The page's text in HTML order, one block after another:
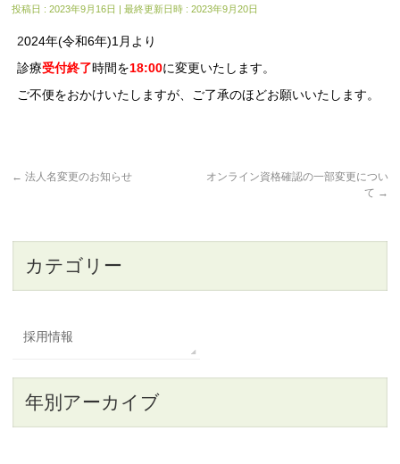
投稿日 : 2023年9月16日 最終更新日時 : 2023年9月20日
2024年(令和6年)1月より
診療受付終了時間を18:00に変更いたします。
ご不便をおかけいたしますが、ご了承のほどお願いいたします。
← 法人名変更のお知らせ
オンライン資格確認の一部変更につい
て →
カテゴリー
採用情報
年別アーカイブ